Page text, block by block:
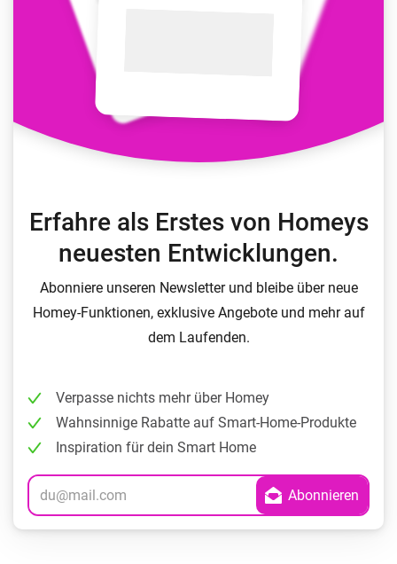
Erfahre als Erstes von Homeys
neuesten Entwicklungen.
Abonniere unseren Newsletter und bleibe über neue
Homey-Funktionen, exklusive Angebote und mehr auf
dem Laufenden.
Verpasse nichts mehr über Homey
Wahnsinnige Rabatte auf Smart-Home-Produkte
Inspiration für dein Smart Home